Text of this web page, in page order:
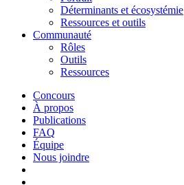
Déterminants et écosystémie
Ressources et outils
Communauté
Rôles
Outils
Ressources
Concours
À propos
Publications
FAQ
Équipe
Nous joindre